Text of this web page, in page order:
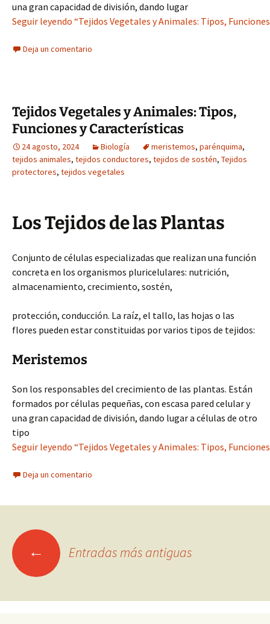
una gran capacidad de división, dando lugar
Seguir leyendo “Tejidos Vegetales y Animales: Tipos,
Deja un comentario
Tejidos Vegetales y Animales: Tipos,
Funciones y Características
24 agosto, 2024 Biología meristemos, parénquima,
tejidos animales, tejidos conductores, tejidos de sostén, Tejidos
protectores, tejidos vegetales
Los Tejidos de las Plantas
Conjunto de células especializadas que realizan una función
concreta en los organismos pluricelulares: nutrición,
almacenamiento, crecimiento, sostén,
protección, conducción. La raíz, el tallo, las hojas o las
flores pueden estar constituidas por varios tipos de tejidos:
Meristemos
Son los responsables del crecimiento de las plantas. Están
formados por células pequeñas, con escasa pared celular y
una gran capacidad de división, dando lugar a células de otro
tipo
Seguir leyendo “Tejidos Vegetales y Animales: Tipos,
Deja un comentario
Ir ← Entradas más antiguas